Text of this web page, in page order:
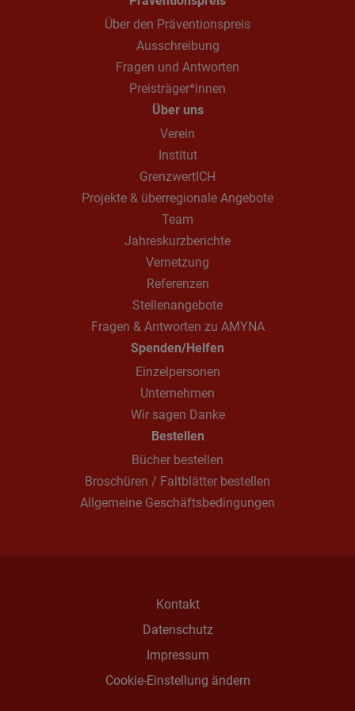
Über den Präventionspreis
Ausschreibung
Fragen und Antworten
Preisträger*innen
Über uns
Verein
Institut
GrenzwertICH
Projekte & überregionale Angebote
Team
Jahreskurzberichte
Vernetzung
Referenzen
Stellenangebote
Fragen & Antworten zu AMYNA
Spenden/Helfen
Einzelpersonen
Unternehmen
Wir sagen Danke
Bestellen
Bücher bestellen
Broschüren / Faltblätter bestellen
Allgemeine Geschäftsbedingungen
Kontakt
Datenschutz
Impressum
Cookie-Einstellung ändern